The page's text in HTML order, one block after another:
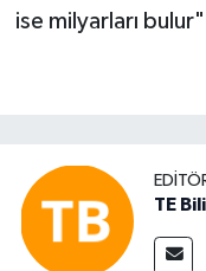
ise milyarları
TE